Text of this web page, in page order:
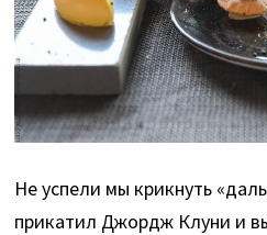
Не успели мы крикнуть
прикатил Джордж Клуни и